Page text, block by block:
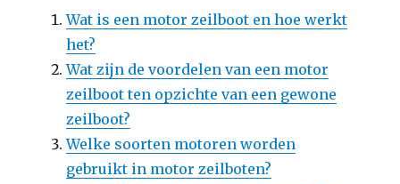
Wat is een motor zeilboot en hoe werkt
het?
Wat zijn de voordelen van een motor
zeilboot ten opzichte van een gewone
zeilboot?
Welke soorten motoren worden
gebruikt in motor zeilboten?